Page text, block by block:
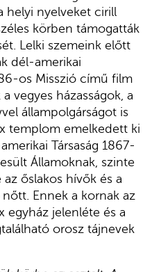
helyi nyelveket cirill
körben támogatták
Lelki szemeink előtt
dél-amerikai
os Misszió című film
vegyes házasságok, a
állampolgárságot is
templom emelkedett ki
Társaság 1867-
Államoknak, szinte
őslakos hívők és a
Ennek a kornak az
egyház jelenléte és a
orosz tájnevek